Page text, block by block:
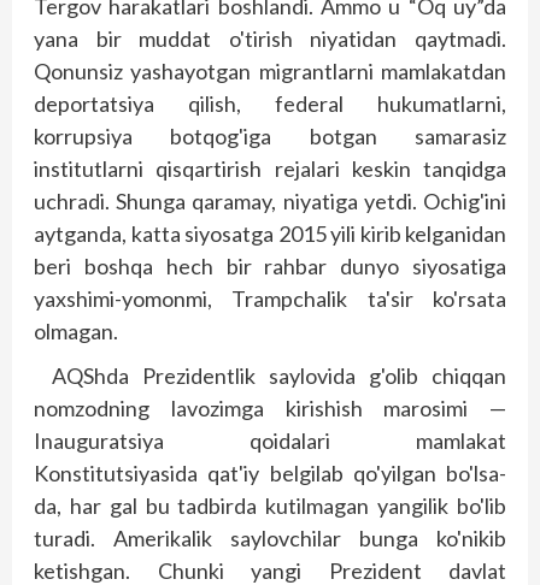
Tergov harakatlari boshlandi. Ammo u “Oq uy”da
yana bir muddat o'tirish niyatidan qaytmadi.
Qonunsiz yashayotgan migrantlarni mamlakatdan
deportatsiya qilish, federal hukumatlarni,
korrupsiya botqog'iga botgan samarasiz
institutlarni qisqartirish rejalari keskin tanqidga
uchradi. Shunga qaramay, niyatiga yetdi. Ochig'ini
aytganda, katta siyosatga 2015 yili kirib kelganidan
beri boshqa hech bir rahbar dunyo siyosatiga
yaxshimi-yomonmi, Trampchalik ta'sir ko'rsata
olmagan.
AQShda Prezidentlik saylovida g'olib chiqqan
nomzodning lavozimga kirishish marosimi —
Inauguratsiya qoidalari mamlakat
Konstitutsiyasida qat'iy belgilab qo'yilgan bo'lsa-
da, har gal bu tadbirda kutilmagan yangilik bo'lib
turadi. Amerikalik saylovchilar bunga ko'nikib
ketishgan. Chunki yangi Prezident davlat